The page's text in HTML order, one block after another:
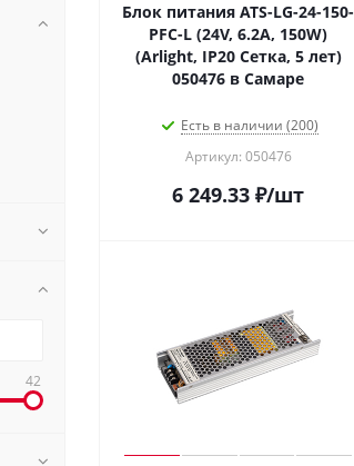
Блок питания ATS-LG-24-150-
PFC-L (24V, 6.2A, 150W)
(Arlight, IP20 Сетка, 5 лет)
050476 в Самаре
Есть в наличии (200)
Артикул: 050476
6 249.33 ₽/шт
42